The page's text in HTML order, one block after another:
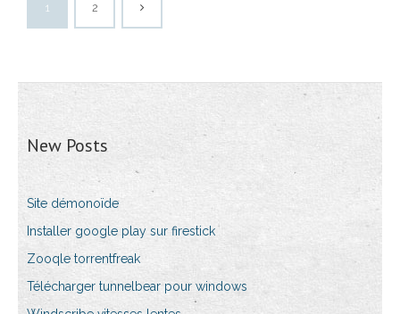
1 2
New Posts
Site démonoïde
Installer google play sur firestick
Zooqle torrentfreak
Télécharger tunnelbear pour windows